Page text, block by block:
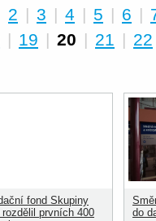
2 | 3 | 4 | 5 | 6 |
| 19 | 20 | 21 | 22
fond Skupiny
rozdělil prvních 400
do